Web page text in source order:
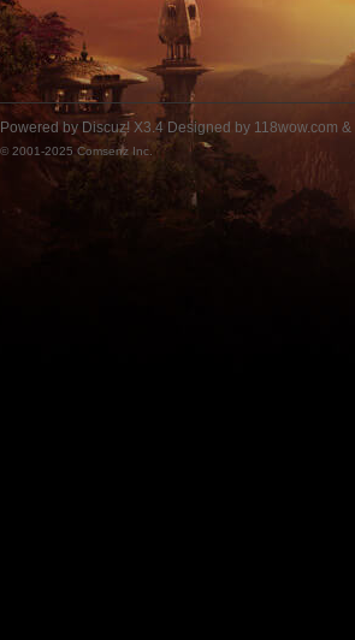
Powered by Discuz! X3.4 Designed by 118wow.com &
© 2001-2025 Comsenz Inc.